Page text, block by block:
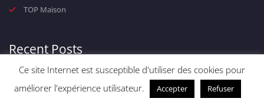
TOP Maison
Recent Posts
PC portable 300 euros : En promotion -29 %
Ce site Internet est susceptible d'utiliser des cookies pour
améliorer l'expérience utilisateur.
Accepter Refuser